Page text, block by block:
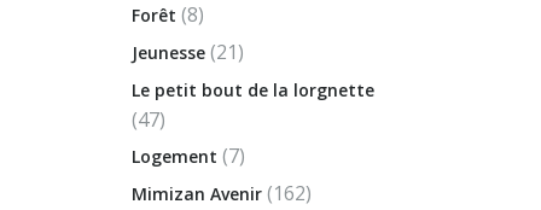
Forêt (8)
Jeunesse (21)
Le petit bout de la lorgnette
(47)
Logement (7)
Mimizan Avenir (162)